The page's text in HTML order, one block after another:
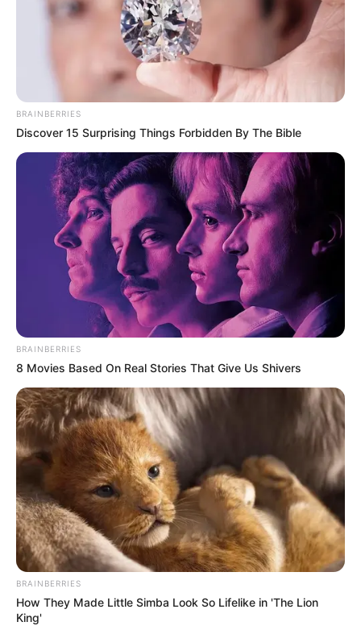
ΔΗΜΟΦΙΛΗ ΑΡΘΡΑ
Το τέρας που ζει στις υπόγειες στοές
του Αγίου Όρους..
Σάββατο, 17 Σεπτεμβρίου 2022, 16:21
Το τέρας που ζει στις...
Ο πόλεμος στην Ουκρανία
περνάει στην πολύ
σημαντική αλλά και
επικίνδυνη δεύτερη...
“Αντιεμβολιαστής,
ρωσόφιλος, ψεκασμένος”: το
τρίπτυχο του σύγχρονου
πολιτικού επαναστάτη.
BRAINBERRIES
Discover 15 Surprising Things Forbidden By The Bible
BRAINBERRIES
8 Movies Based On Real Stories That Give Us Shivers
BRAINBERRIES
How They Made Little Simba Look So Lifelike in 'The Lion
King'